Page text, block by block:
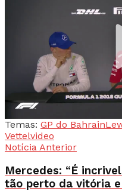
Temas: GP do Bahrain
Vettelvideo
Notícia Anterior
Mercedes: “É
tão perto da vitória